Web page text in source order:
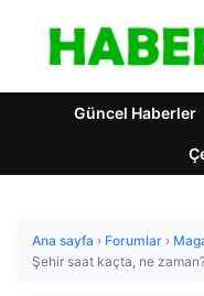
Güncel Haberler
Ana sayfa › Forumlar ›
Şehir saat kaçta, ne